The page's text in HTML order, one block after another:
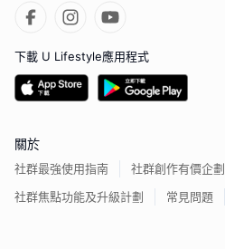
下載 U Lifestyle應用程式
關於
社群最強使用指南
社群創作有價企劃
社群焦點功能及升級計劃
常見問題